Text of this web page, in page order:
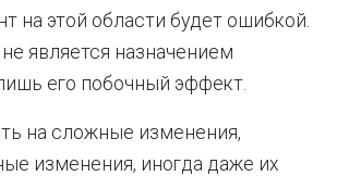
на этой области будет ошибкой.
является назначением
его побочный эффект.
на сложные изменения,
изменения, иногда даже их